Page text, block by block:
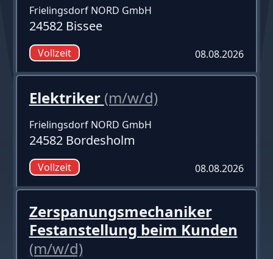
Frielingsdorf NORD GmbH
24582 Bissee
Vollzeit 08.08.2026
Elektriker (m/w/d)
Frielingsdorf NORD GmbH
24582 Bordesholm
Vollzeit 08.08.2026
Zerspanungsmechaniker
Festanstellung beim Kunden
(m/w/d)